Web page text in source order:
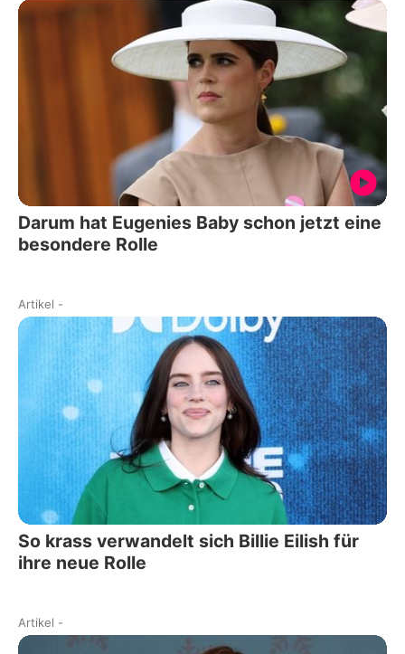
Darum hat Eugenies Baby schon jetzt eine
besondere Rolle
Artikel -
So krass verwandelt sich Billie Eilish für
ihre neue Rolle
Artikel -